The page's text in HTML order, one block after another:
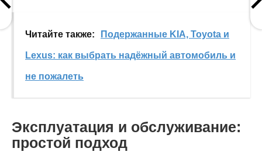
Читайте также: Подержанные KIA, Toyota и
Lexus: как выбрать надёжный автомобиль и
не пожалеть
Эксплуатация и обслуживание:
простой подход